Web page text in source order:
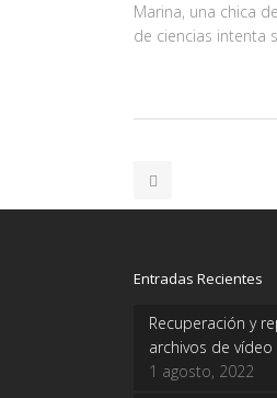
Marina, una chica
de ciencias intenta
Entradas Recientes
Recuperación y
archivos de
1 agosto, 2022